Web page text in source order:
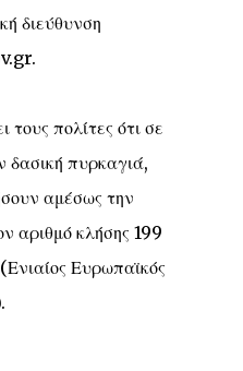
διεύθυνση
πολίτες ότι σε
δασική πυρκαγιά,
αμέσως την
αριθμό κλήσης 199
Ευρωπαϊκός